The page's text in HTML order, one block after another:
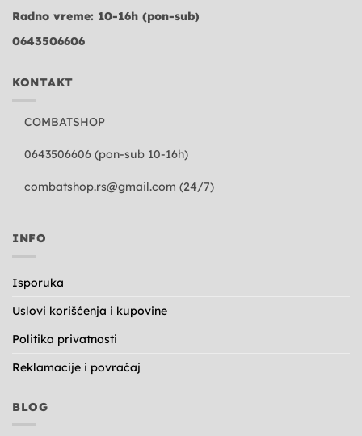
Radno vreme: 10-16h (pon-sub)
0643506606
KONTAKT
COMBATSHOP
0643506606 (pon-sub 10-16h)
combatshop.rs@gmail.com (24/7)
INFO
Isporuka
Uslovi korišćenja i kupovine
Politika privatnosti
Reklamacije i povraćaj
BLOG